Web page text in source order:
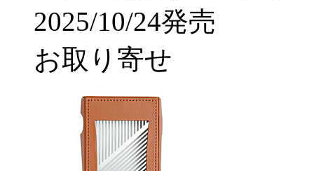
2025/10/24発売
お取り寄せ